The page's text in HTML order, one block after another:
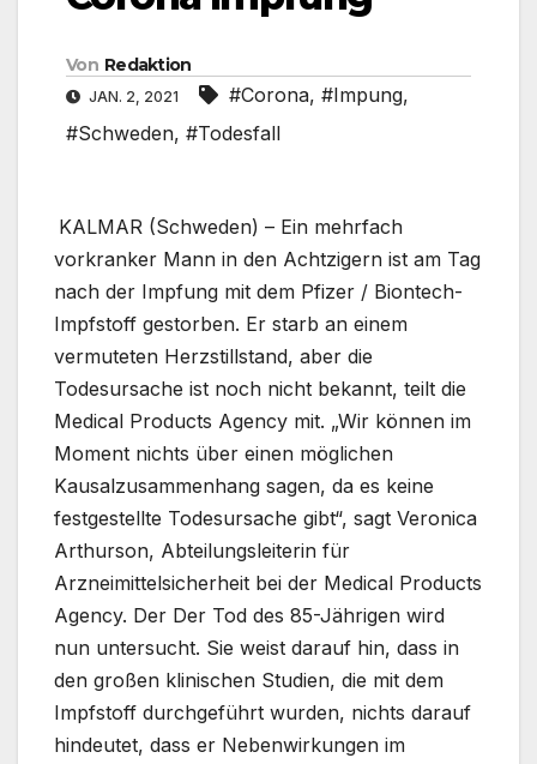
Von Redaktion
JAN. 2, 2021 #Corona, #Impung,
#Schweden, #Todesfall
KALMAR (Schweden) – Ein mehrfach
vorkranker Mann in den Achtzigern ist am Tag
nach der Impfung mit dem Pfizer / Biontech-
Impfstoff gestorben. Er starb an einem
vermuteten Herzstillstand, aber die
Todesursache ist noch nicht bekannt, teilt die
Medical Products Agency mit. „Wir können im
Moment nichts über einen möglichen
Kausalzusammenhang sagen, da es keine
festgestellte Todesursache gibt“, sagt Veronica
Arthurson, Abteilungsleiterin für
Arzneimittelsicherheit bei der Medical Products
Agency. Der Der Tod des 85-Jährigen wird
nun untersucht. Sie weist darauf hin, dass in
den großen klinischen Studien, die mit dem
Impfstoff durchgeführt wurden, nichts darauf
hindeutet, dass er Nebenwirkungen im